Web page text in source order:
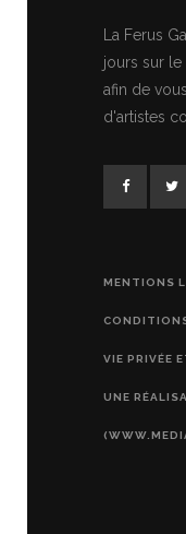
La Ferus
jours sur le
afin de
d'artistes
MENTIONS
VIE PRIVÉE
UNE